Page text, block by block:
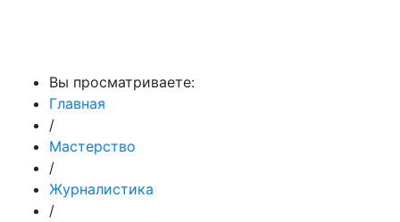
Вы просматриваете:
Главная
/
Мастерство
/
Журналистика
/